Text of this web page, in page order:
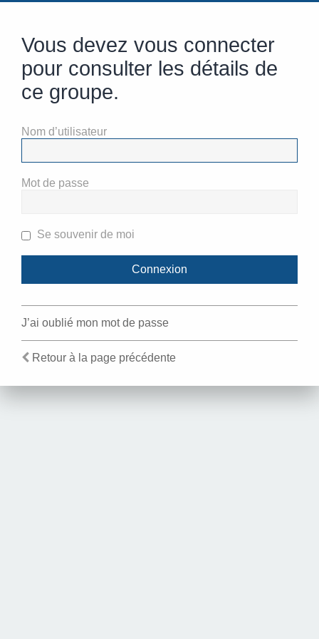
Vous devez vous connecter
pour consulter les détails de
ce groupe.
Nom d’utilisateur
Mot de passe
Se souvenir de moi
J’ai oublié mon mot de passe
Retour à la page précédente